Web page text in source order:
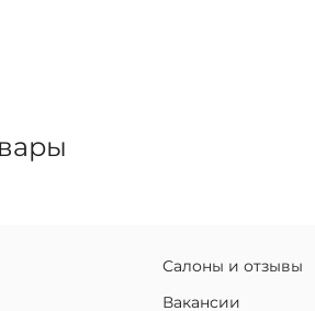
Салоны и отзывы
Вакансии